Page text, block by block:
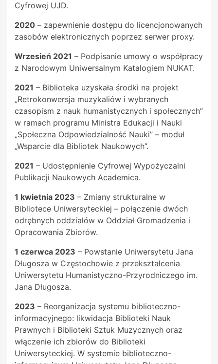
Cyfrowej UJD.
2020 – zapewnienie dostępu do licencjonowanych
zasobów elektronicznych poprzez serwer proxy.
Wrzesień 2021 – Podpisanie umowy o współpracy
z Narodowym Uniwersalnym Katalogiem NUKAT.
2021 – Biblioteka uzyskała środki na projekt
„Retrokonwersja muzykaliów i wybranych
czasopism z nauk humanistycznych i społecznych”
w ramach programu Ministra Edukacji i Nauki
„Społeczna Odpowiedzialność Nauki” – moduł
„Wsparcie dla Bibliotek Naukowych”.
2021 – Udostępnienie Cyfrowej Wypożyczalni
Publikacji Naukowych Academica.
1 kwietnia 2023 – Zmiany strukturalne w
Bibliotece Uniwersyteckiej – połączenie dwóch
odrębnych oddziałów w Oddział Gromadzenia i
Opracowania Zbiorów.
1 czerwca 2023 – Powstanie Uniwersytetu Jana
Długosza w Częstochowie z przekształcenia
Uniwersytetu Humanistyczno-Przyrodniczego im.
Jana Długosza.
2023 – Reorganizacja systemu biblioteczno-
informacyjnego: likwidacja Biblioteki Nauk
Prawnych i Biblioteki Sztuk Muzycznych oraz
włączenie ich zbiorów do Biblioteki
Uniwersyteckiej. W systemie biblioteczno-